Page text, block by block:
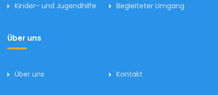
Kinder- und Jugendhilfe Begleiteter Umgang
Über uns
Über uns Kontakt